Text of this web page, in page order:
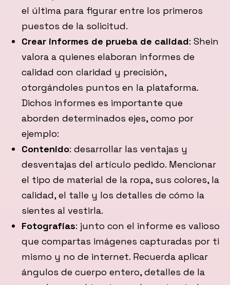
el última para figurar entre los primeros
puestos de la solicitud.
Crear informes de prueba de calidad: Shein
valora a quienes elaboran informes de
calidad con claridad y precisión,
otorgándoles puntos en la plataforma.
Dichos informes es importante que
aborden determinados ejes, como por
ejemplo:
Contenido: desarrollar las ventajas y
desventajas del artículo pedido. Mencionar
el tipo de material de la ropa, sus colores, la
calidad, el talle y los detalles de cómo la
sientes al vestirla.
Fotografías: junto con el informe es valioso
que compartas imágenes capturadas por ti
mismo y no de internet. Recuerda aplicar
ángulos de cuerpo entero, detalles de la